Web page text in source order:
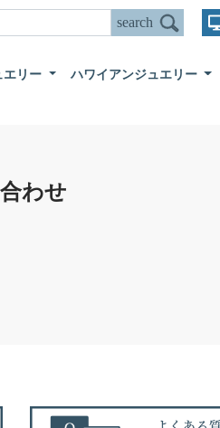
エリー ハワイアンジュエリー
わせ